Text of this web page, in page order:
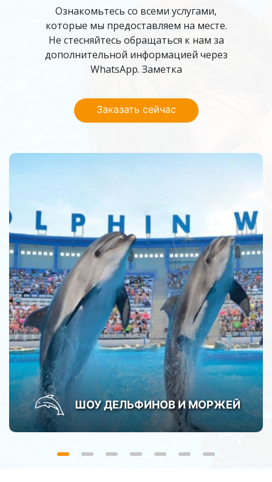
Ознакомьтесь со всеми услугами,
которые мы предоставляем на месте.
Не стесняйтесь обращаться к нам за
дополнительной информацией через
WhatsApp. Заметка
Заказать сейчас
ШОУ ДЕЛЬФИНОВ И МОРЖЕЙ